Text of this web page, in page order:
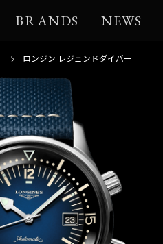
BRANDS NEWS
ロンジン レジェンドダイバー